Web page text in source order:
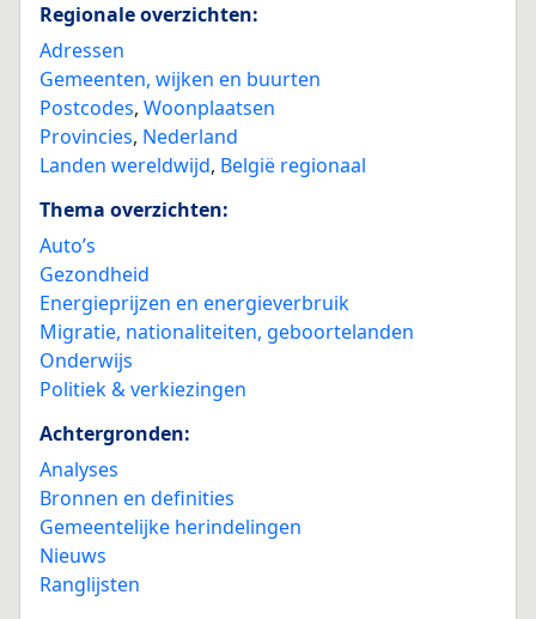
Regionale overzichten:
Adressen
Gemeenten, wijken en buurten
Postcodes, Woonplaatsen
Provincies, Nederland
Landen wereldwijd, België regionaal
Thema overzichten:
Auto’s
Gezondheid
Energieprijzen en energieverbruik
Migratie, nationaliteiten, geboortelanden
Onderwijs
Politiek & verkiezingen
Achtergronden:
Analyses
Bronnen en definities
Gemeentelijke herindelingen
Nieuws
Ranglijsten